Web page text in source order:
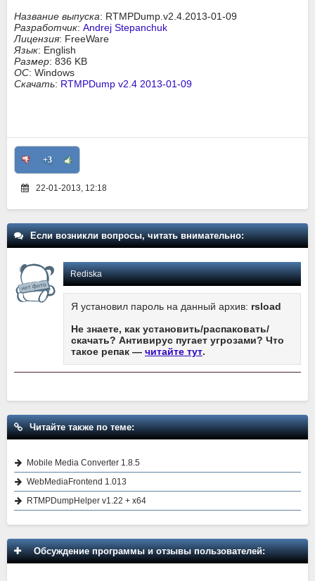
Название выпуска: RTMPDump.v2.4.2013-01-09
Разработчик: Andrej Stepanchuk
Лицензия: FreeWare
Язык: English
Размер: 836 KB
ОС: Windows
Скачать: RTMPDump v2.4 2013-01-09
+3
22-01-2013, 12:18
Если возникли вопросы, читать внимательно:
Rediska
Я установил пароль на данный архив: rsload
Не знаете, как установить/распаковать/
скачать? Антивирус пугает угрозами? Что
такое репак — читайте тут.
Читайте также по теме:
Mobile Media Converter 1.8.5
WebMediaFrontend 1.013
RTMPDumpHelper v1.22 + x64
Обсуждение программы и отзывы пользователей: